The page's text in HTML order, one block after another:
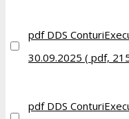
pdf DDS
30.09.2025 ( pdf,
pdf DDS